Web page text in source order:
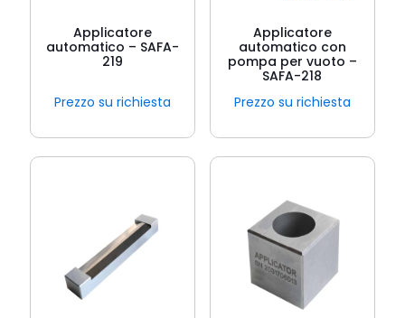
Applicatore
automatico – SAFA-
219
Prezzo su richiesta
Applicatore
automatico con
pompa per vuoto –
SAFA-218
Prezzo su richiesta